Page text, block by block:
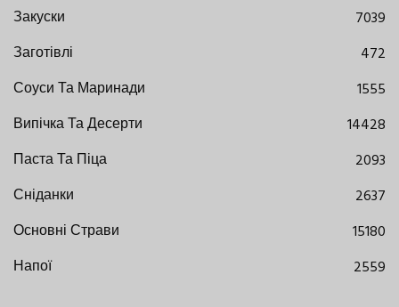
Закуски
7039
Заготівлі
472
Соуси Та Маринади
1555
Випічка Та Десерти
14428
Паста Та Піца
2093
Сніданки
2637
Основні Страви
15180
Напої
2559